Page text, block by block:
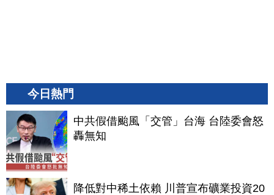
今日熱門
中共假借颱風「交管」台海 台陸委會怒
轟無知
降低對中稀土依賴 川普宣布礦業投資20